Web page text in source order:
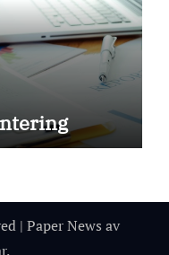
| Paper News av
.